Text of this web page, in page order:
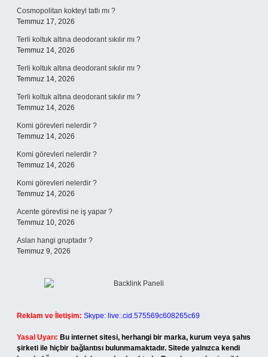
Cosmopolitan kokteyl tatlı mı ?
Temmuz 17, 2026
Terli koltuk altına deodorant sıkılır mı ?
Temmuz 14, 2026
Terli koltuk altına deodorant sıkılır mı ?
Temmuz 14, 2026
Terli koltuk altına deodorant sıkılır mı ?
Temmuz 14, 2026
Komi görevleri nelerdir ?
Temmuz 14, 2026
Komi görevleri nelerdir ?
Temmuz 14, 2026
Komi görevleri nelerdir ?
Temmuz 14, 2026
Acente görevlisi ne iş yapar ?
Temmuz 10, 2026
Aslan hangi gruptadır ?
Temmuz 9, 2026
Reklam ve İletişim: Skype: live:.cid.575569c608265c69
Yasal Uyarı: Bu internet sitesi, herhangi bir marka, kurum veya şahıs
şirketi ile hiçbir bağlantısı bulunmamaktadır. Sitede yalnızca kendi